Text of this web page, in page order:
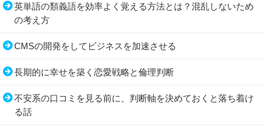
英単語の類義語を効率よく覚える方法とは？混乱しないため
の考え方
CMSの開発をしてビジネスを加速させる
長期的に幸せを築く恋愛戦略と倫理判断
不安系の口コミを見る前に、判断軸を決めておくと落ち着け
る話